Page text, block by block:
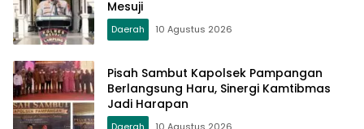
Mesuji
Daerah 10 Agustus 2026
Pisah Sambut Kapolsek Pampangan
Berlangsung Haru, Sinergi Kamtibmas
Jadi Harapan